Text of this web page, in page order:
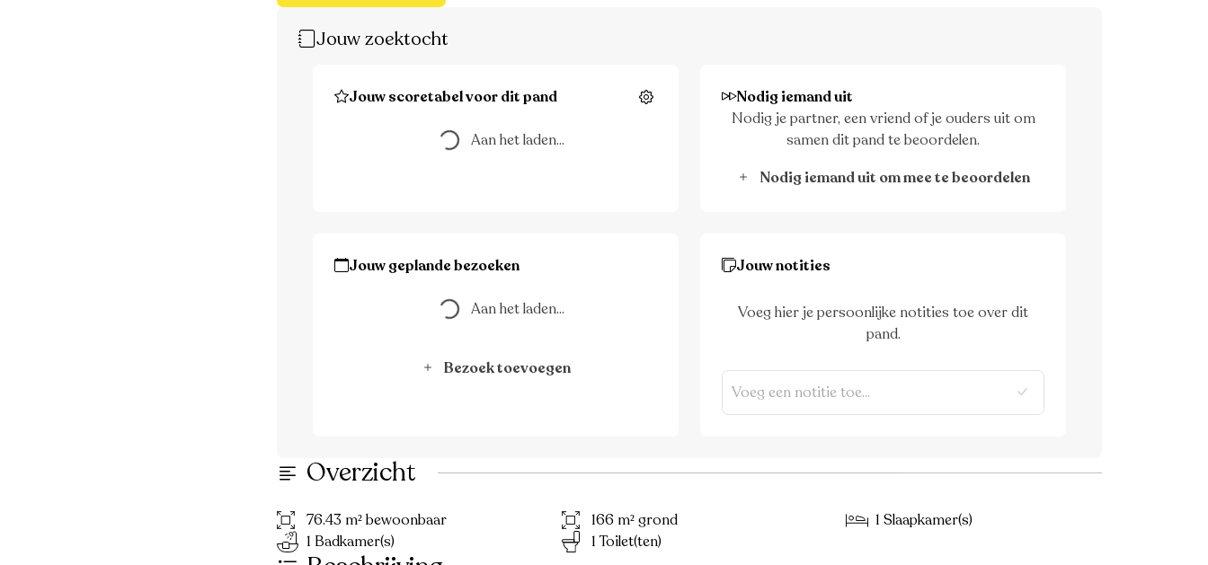
Jouw zoektocht
Jouw scoretabel voor dit pand Instellingen
Aan het laden...Aan het laden...
Nodig iemand uit
Nodig je partner, een vriend of je ouders uit om
samen dit pand te beoordelen.
Nodig iemand uit om mee te beoordelen
Jouw geplande bezoeken
Aan het laden...Aan het laden...
Bezoek toevoegen
Jouw notities
Voeg hier je persoonlijke notities toe over dit
pand.
Overzicht
76.43 m² bewoonbaar 166 m² grond
1 Slaapkamer(s)
1 Badkamer(s)
1 Toilet(ten)